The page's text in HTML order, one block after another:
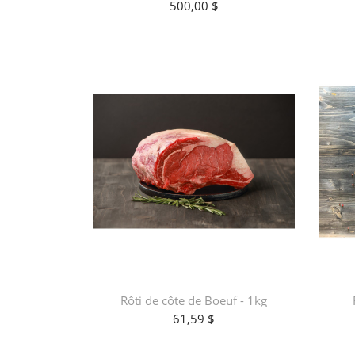
500,00 $
Rôti de côte de Boeuf - 1kg
61,59 $